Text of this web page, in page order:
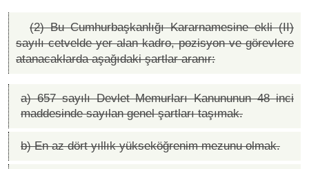
(2) Bu Cumhurbaşkanlığı Kararnamesine ekli (II)
sayılı cetvelde yer alan kadro, pozisyon ve görevlere
atanacaklarda aşağıdaki şartlar aranır:
a) 657 sayılı Devlet Memurları Kanununun 48 inci
maddesinde sayılan genel şartları taşımak.
b) En az dört yıllık yükseköğrenim mezunu olmak.